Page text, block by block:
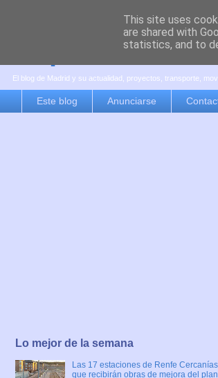
es por madrid
El blog de Madrid y su actualidad, proyectos, transporte,
Este blog Anunciarse
Lo mejor de la semana
Las 17 estaciones de Renfe Cercanías
que recibirán obras de mejora del
This site uses
are shared with
statistics, and to